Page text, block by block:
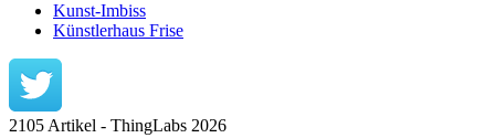
Kunst-Imbiss
Künstlerhaus Frise
2105 Artikel - ThingLabs 2026